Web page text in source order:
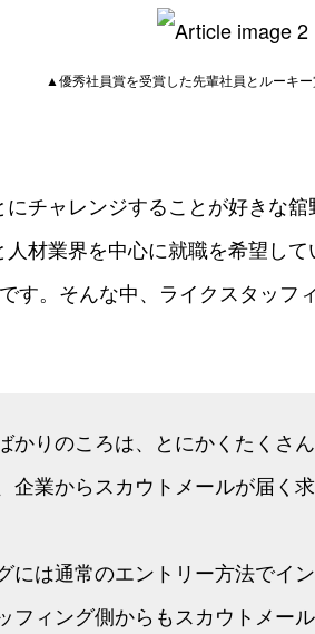
▲優秀社員賞を受賞した先輩社員とルーキ
チャレンジすることが好きな
材業界を中心に就職を希望し
す。そんな中、ライクスタッフ
かりのころは、とにかくたくさ
企業からスカウトメールが届く
には通常のエントリー方法でイ
フィング側からもスカウトメー